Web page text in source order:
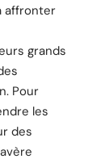
affronter
grands
Pour
les
des